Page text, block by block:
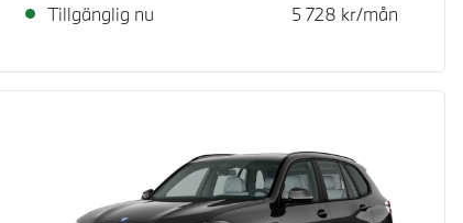
Tillgänglig nu
5 728 kr/mån